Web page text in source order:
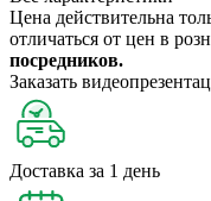
Цена действительна
отличаться от цен в
посредников.
Заказать
Доставка за 1 день